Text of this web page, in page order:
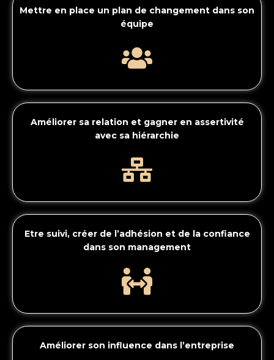
Mettre en place un plan de changement dans son
équipe
Améliorer sa relation et gagner en assertivité
avec sa hiérarchie
Etre suivi, créer de l’adhésion et de la confiance
dans son management
Améliorer son influence dans l’entreprise